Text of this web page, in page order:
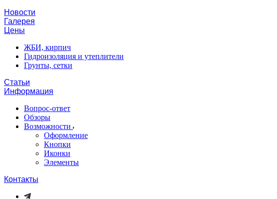
Новости
Галерея
Цены
ЖБИ, кирпич
Гидроизоляция и утеплители
Грунты, сетки
Статьи
Информация
Вопрос-ответ
Обзоры
Возможности
Оформление
Кнопки
Иконки
Элементы
Контакты